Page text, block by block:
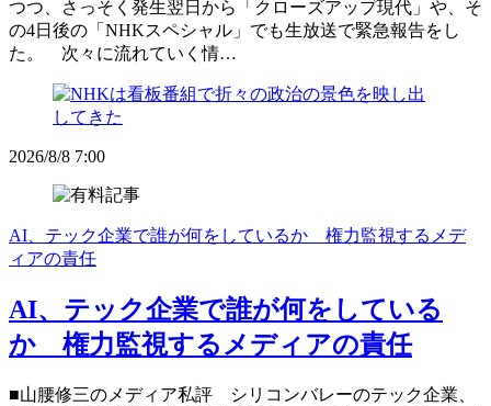
つつ、さっそく発生翌日から「クローズアップ現代」や、そ
の4日後の「NHKスペシャル」でも生放送で緊急報告をし
た。 次々に流れていく情…
2026/8/8 7:00
AI、テック企業で誰が何をしているか 権力監視するメデ
ィアの責任
AI、テック企業で誰が何をしている
か 権力監視するメディアの責任
■山腰修三のメディア私評 シリコンバレーのテック企業、